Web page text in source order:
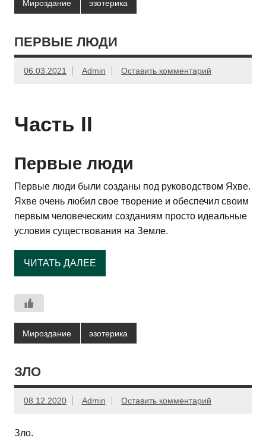
Мироздание эзотерика
ПЕРВЫЕ ЛЮДИ
06.03.2021 Admin Оставить комментарий
Часть II
Первые люди
Первые люди были созданы под руководством Яхве.
Яхве очень любил свое творение и обеспечил своим
первым человеческим созданиям просто идеальные
условия существования на Земле.
ЧИТАТЬ ДАЛЕЕ
Мироздание эзотерика
ЗЛО
08.12.2020 Admin Оставить комментарий
Зло.